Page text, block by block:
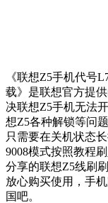
《联想Z5手机代号
载》是联想官方提
决联想Z5手机无法
想Z5各种解锁等问
只需要在关机状态
9008模式按照教程
分享的联想Z5线刷
放心购买使用，手
国吧。